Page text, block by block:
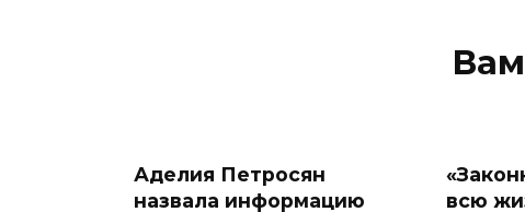
Аделия Петросян
назвала информацию
всю